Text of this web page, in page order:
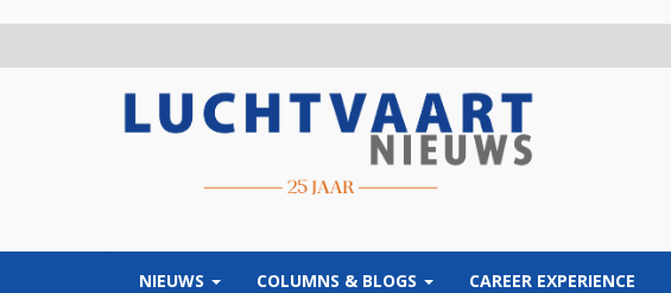
NIEUWS COLUMNS & BLOGS CAREER EXPERIENCE